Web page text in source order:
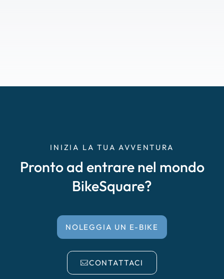
INIZIA LA TUA AVVENTURA
Pronto ad entrare nel mondo
BikeSquare?
NOLEGGIA UN E-BIKE
CONTATTACI